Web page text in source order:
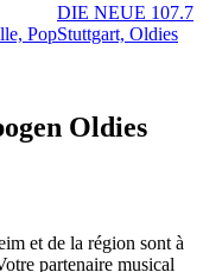
Pop
DIE NEUE 107.7
Stuttgart, Oldies
Oldies
et de la région sont à
partenaire musical